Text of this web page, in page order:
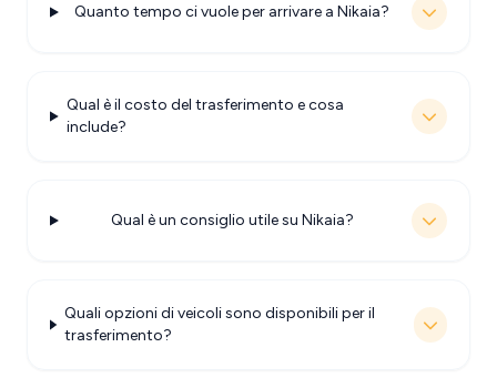
Quanto tempo ci vuole per arrivare a Nikaia?
Qual è il costo del trasferimento e cosa
include?
Qual è un consiglio utile su Nikaia?
Quali opzioni di veicoli sono disponibili per il
trasferimento?